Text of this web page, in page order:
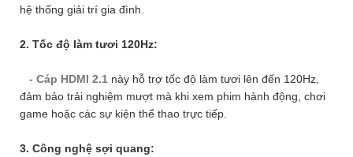
hệ thống giải trí gia đình.
2. Tốc độ làm tươi 120Hz:
- Cáp HDMI 2.1 này hỗ trợ tốc độ làm tươi lên đến 120Hz,
đảm bảo trải nghiệm mượt mà khi xem phim hành động, chơi
game hoặc các sự kiện thể thao trực tiếp.
3. Công nghệ sợi quang: